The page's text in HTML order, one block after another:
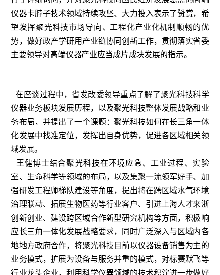
仪器卡脖子技术领域持续攻坚、大力投入表示了赞赏，希
望发挥聚光科技市场导向、工程化产业化机制顺畅的优
势，做好政产学研用产业链协同创新工作，贯彻落实省委
主要领导对高端仪器产业应当成片成块发展的指示。
在座谈过程中，省发改委领导重点了解了聚光科技科学
仪器业务板块发展历程，以及聚光科技整体发展战略和业
务布局，并提出了一个课题：聚光科技如何在长三角一体
化发展中找准定位，发挥出自身优势，促进各区域相关领
域发展。
王健博士结合聚光科技在环境应急、工业过程、实验
室、生命科学等领域的布局，以及集聚一流领军好手、加
强研发工程师梯队建设等角度，提出将在跨区域水气环境
治理联动、拓展生物医药等行业客户、引进上海人才来浙
创新创业、建设跨区域合作新型研究机构等方面，积极响
应长三角一体化发展战略要求，同时广泛深入与区域内各
地地方政府合作，将聚光科技目前以仪器设备销售为主的
业务模式，扩展为设备与服务并重的模式，对标赛默飞等
行业龙头企业，利用科学仪器领域的技术积淀进一步做好